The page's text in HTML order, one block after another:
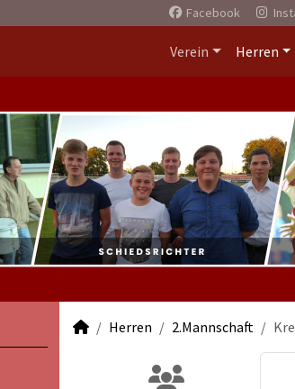
Facebook
Verein Herren
Herren 2.Mannschaft